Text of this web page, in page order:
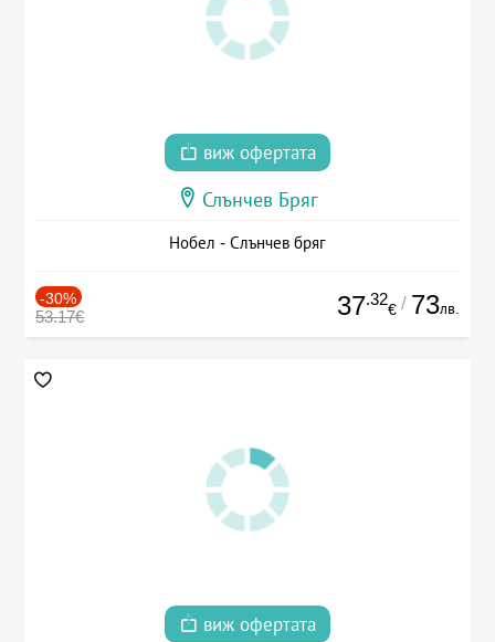
виж офертата
Слънчев Бряг
Нобел - Слънчев бряг
-30%
53.17€ 37.32
€ / 73лв.
виж офертата